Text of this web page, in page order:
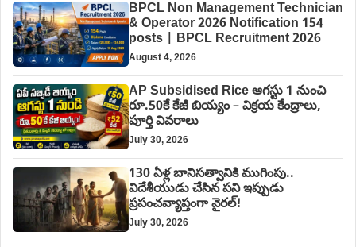
BPCL Non Management Technician
& Operator 2026 Notification 154
posts | BPCL Recruitment 2026
August 4, 2026
AP Subsidised Rice ఆగస్టు 1 నుంచి
రూ.50కే కేజీ బియ్యం – విక్రయ కేంద్రాలు,
పూర్తి వివరాలు
July 30, 2026
130 ఏళ్ల బానిసత్వానికి ముగింపు..
విదేశీయుడు చేసిన పని ఇప్పుడు
ప్రపంచవ్యాప్తంగా వైరల్!
July 30, 2026